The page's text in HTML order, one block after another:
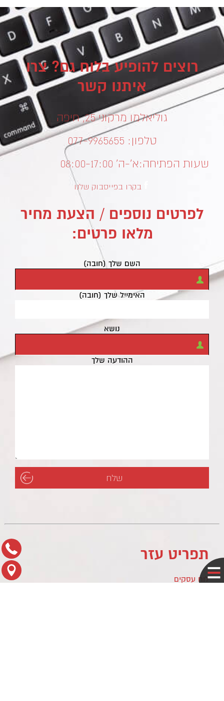
רוצים להופיע בלוח גם? צרו
איתנו קשר
גוליאלמו מרקוני 25, חיפה
טלפון: 077-9965655
שעות הפתיחה:א’-ה’ 08:00-17:00
בקרו בפייסבוק שלנו
לפרטים נוספים / הצעת מחיר
מלאו פרטים:
השם שלך (חובה)
האימייל שלך (חובה)
נושא
ההודעה שלך
תפריט עזר
לוח עסקים